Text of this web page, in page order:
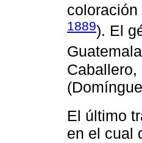
1889). El
El último
en el cual